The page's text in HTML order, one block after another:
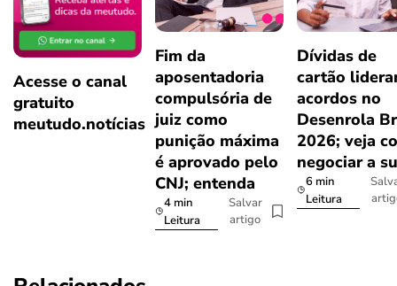
Acesse o canal
gratuito
meutudo.notícias
Fim da
aposentadoria
compulsória de
juiz como
punição máxima
é aprovado pelo
CNJ; entenda
4 min
Leitura
Salvar
artigo
Dívidas de
cartão
acordos no
Desenrola
2026; veja
negociar a
6 min
Leitura